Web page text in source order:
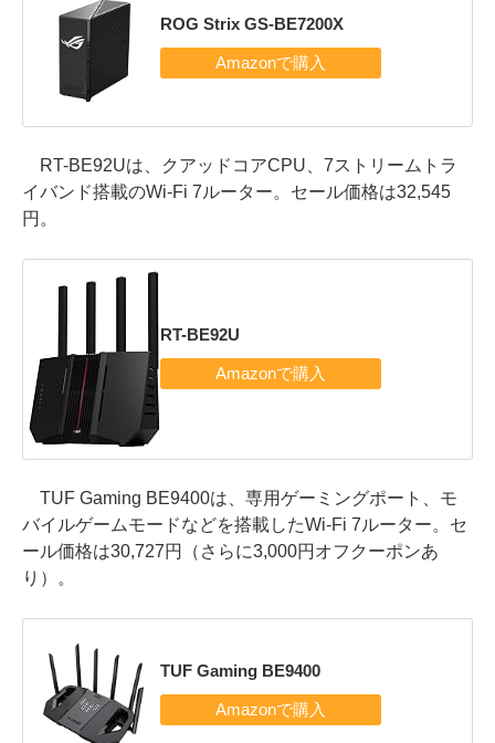
ROG Strix GS-BE7200X
RT-BE92Uは、クアッドコアCPU、7ストリームトラ
イバンド搭載のWi-Fi 7ルーター。セール価格は32,545
円。
RT-BE92U
TUF Gaming BE9400は、専用ゲーミングポート、モ
バイルゲームモードなどを搭載したWi-Fi 7ルーター。セ
ール価格は30,727円（さらに3,000円オフクーポンあ
り）。
TUF Gaming BE9400